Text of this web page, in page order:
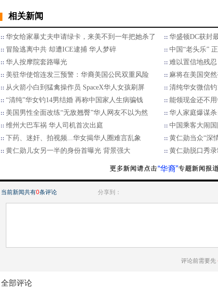
相关新闻
华女给家暴丈夫申请绿卡，来美不到一年把她杀了
华盛顿DC获封
冒险逃离中共 却遭ICE逮捕 华人梦碎
中国“老头乐”
华人按摩院套路曝光
难以置信地残
美驻华使馆连发三预警：华裔美国公民双重风险
麻将在美国突
从火箭小白到猛禽操作员 SpaceX华人女孩刷屏
清纯华女微信
“清纯”华女钓14男结婚 再称中国家人生病骗钱
能领现金还不
美国男性全面改练“无敌翘臀”华人网友不以为然
华人家庭爆谋
维州大巴车祸 华人司机首次出庭
中国乘客大闹
下药、迷奸、拍视频...华女揭华人圈难言乱象
黄仁勋当众“深
黄仁勋儿女另一半的身份首曝光 背景强大
黄仁勋脱口秀
“华裔”
当前新闻共有0条评论 分享到：
评论前需要先
全部评论